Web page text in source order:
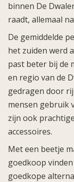
binnen De
raadt, allemaal
De gemiddelde
het zuiden werd
past beter bij de
en regio van de
gedragen door
mensen gebruik
zijn ook
accessoires.
Met een beetje
goedkoop
goedkope